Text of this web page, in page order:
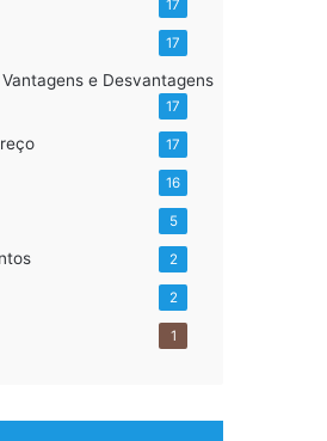
17
17
e Desvantagens
17
17
16
5
2
2
1